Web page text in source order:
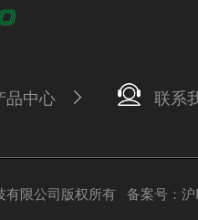
品中心 联系
有限公司版权所有 备案号：